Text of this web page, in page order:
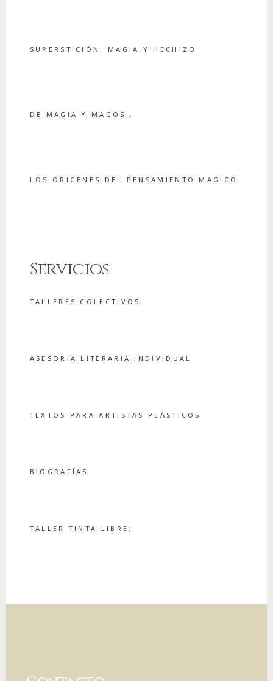
SUPERSTICIÓN, MAGIA Y HECHIZO
DE MAGIA Y MAGOS…
LOS ORIGENES DEL PENSAMIENTO MAGICO
Servicios
TALLERES COLECTIVOS
ASESORÍA LITERARIA INDIVIDUAL
TEXTOS PARA ARTISTAS PLÁSTICOS
BIOGRAFÍAS
TALLER TINTA LIBRE: